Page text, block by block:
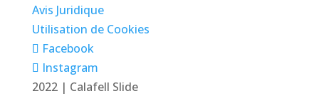
Avis Juridique
Utilisation de Cookies
Facebook
Instagram
2022 | Calafell Slide